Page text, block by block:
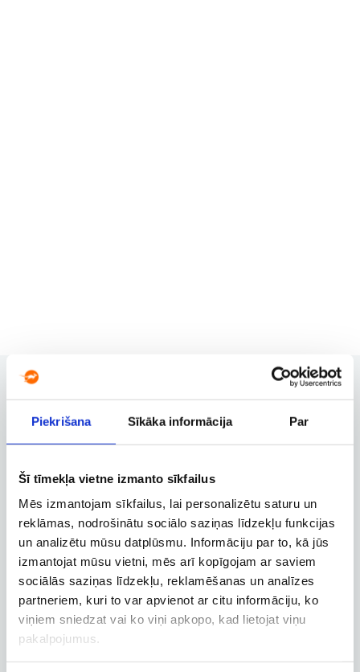
Piekrišana Sīkāka informācija Par
Šī tīmekļa vietne izmanto sīkfailus
Mēs izmantojam sīkfailus, lai personalizētu saturu un
reklāmas, nodrošinātu sociālo saziņas līdzekļu funkcijas
un analizētu mūsu datplūsmu. Informāciju par to, kā jūs
izmantojat mūsu vietni, mēs arī kopīgojam ar saviem
sociālās saziņas līdzekļu, reklamēšanas un analīzes
partneriem, kuri to var apvienot ar citu informāciju, ko
viņiem sniedzat vai ko viņi apkopo, kad lietojat viņu
pakalpojumus.
Rezervācijas pārvaldība
Biznesa konts
Biznesa, dienesta un
darbatvaļinājuma lidojumu
rezervācija
Lidojuma izsekošana